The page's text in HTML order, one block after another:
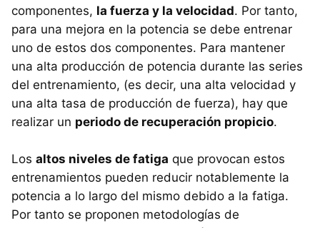
componentes, la fuerza y la velocidad. Por tanto,
para una mejora en la potencia se debe entrenar
uno de estos dos componentes. Para mantener
una alta producción de potencia durante las series
del entrenamiento, (es decir, una alta velocidad y
una alta tasa de producción de fuerza), hay que
realizar un periodo de recuperación propicio.
Los altos niveles de fatiga que provocan estos
entrenamientos pueden reducir notablemente la
potencia a lo largo del mismo debido a la fatiga.
Por tanto se proponen metodologías de